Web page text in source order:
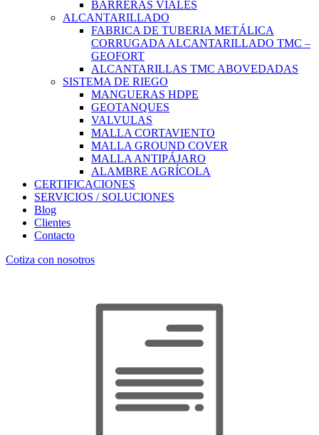
BARRERAS VIALES
ALCANTARILLADO
FABRICA DE TUBERIA METÁLICA
CORRUGADA ALCANTARILLADO TMC –
GEOFORT
ALCANTARILLAS TMC ABOVEDADAS
SISTEMA DE RIEGO
MANGUERAS HDPE
GEOTANQUES
VALVULAS
MALLA CORTAVIENTO
MALLA GROUND COVER
MALLA ANTIPÁJARO
ALAMBRE AGRÍCOLA
CERTIFICACIONES
SERVICIOS / SOLUCIONES
Blog
Clientes
Contacto
Cotiza con nosotros